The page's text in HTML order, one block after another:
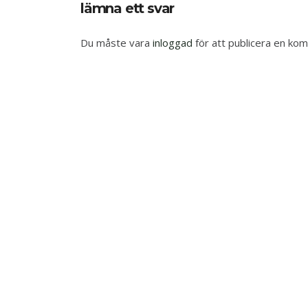
lämna ett svar
Du måste vara inloggad för att publicera en